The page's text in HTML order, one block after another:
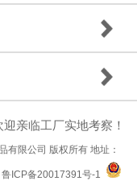
亲临工厂实地考察！
限公司 版权所有 地址：
鲁ICP备20017391号-1